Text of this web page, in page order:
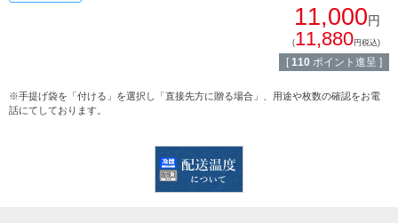
ゴルフコンペ
レトルトカレー
11,000円
(11,880円税込)
[ 110 ポイント進呈 ]
※手提げ袋を「付ける」を選択し「直接先方に贈る場合」、用途や枚数の確認をお電
話にてしております。